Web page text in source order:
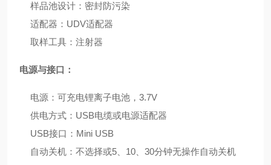
样品池设计：密封防污染
适配器：UDV适配器
取样工具：注射器
电源与接口：
电源：可充电锂离子电池，3.7V
供电方式：USB电缆或电源适配器
USB接口：Mini USB
自动关机：不选择或5、10、30分钟无操作自动关机